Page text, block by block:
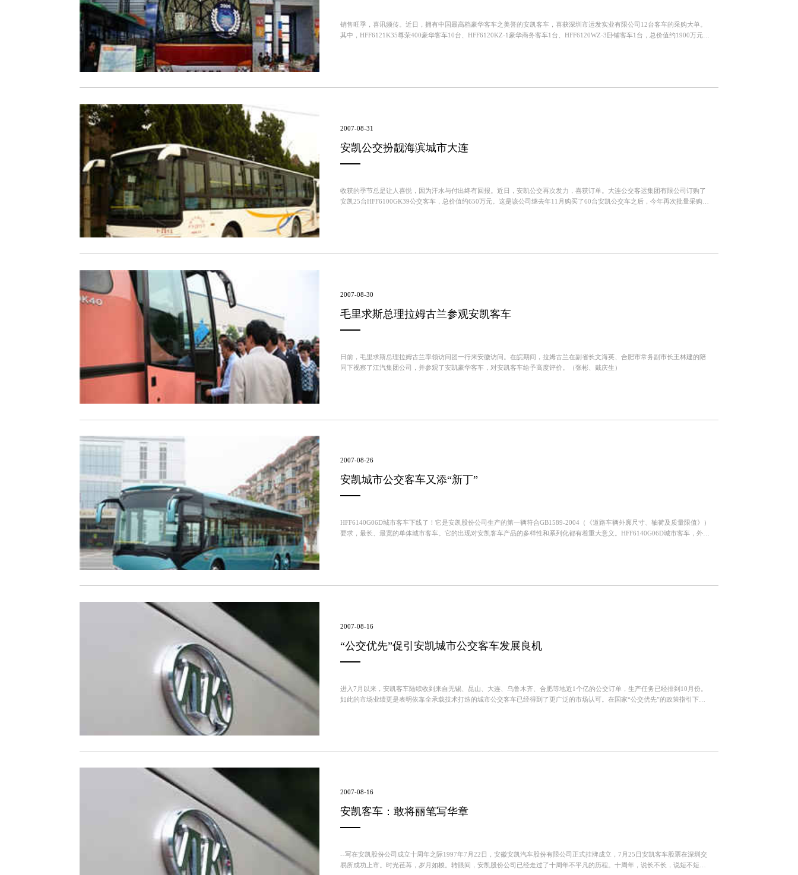
销售旺季，喜讯频传。近日，拥有中国最高档豪华客车之美誉的安凯客车，喜获深圳市运发实业有限公司12台客车的采购大单。
其中，HFF6121K35尊荣400豪华客车10台、HFF6120KZ-1豪华商务客车1台、HFF6120WZ-3卧铺客车1台，总价值约1900万元。
2007-08-31
安凯公交扮靓海滨城市大连
收获的季节总是让人喜悦，因为汗水与付出终有回报。近日，安凯公交再次发力，喜获订单。大连公交客运集团有限公司订购了
安凯25台HFF6100GK39公交客车，总价值约650万元。这是该公司继去年11月购买了60台安凯公交车之后，今年再次批量采购安
2007-08-30
毛里求斯总理拉姆古兰参观安凯客车
日前，毛里求斯总理拉姆古兰率领访问团一行来安徽访问。在皖期间，拉姆古兰在副省长文海英、合肥市常务副市长王林建的陪
同下视察了江汽集团公司，并参观了安凯豪华客车，对安凯客车给予高度评价。（张彬、戴庆生）
2007-08-26
安凯城市公交客车又添“新丁”
HFF6140G06D城市客车下线了！它是安凯股份公司生产的第一辆符合GB1589-2004（《道路车辆外廓尺寸、轴荷及质量限值》）
要求，最长、最宽的单体城市客车。它的出现对安凯客车产品的多样性和系列化都有着重大意义。HFF6140G06D城市客车，外观
2007-08-16
“公交优先”促引安凯城市公交客车发展良机
进入7月以来，安凯客车陆续收到来自无锡、昆山、大连、乌鲁木齐、合肥等地近1个亿的公交订单，生产任务已经排到10月份。
如此的市场业绩更是表明依靠全承载技术打造的城市公交客车已经得到了更广泛的市场认可。在国家“公交优先”的政策指引下，
2007-08-16
安凯客车：敢将丽笔写华章
--写在安凯股份公司成立十周年之际1997年7月22日，安徽安凯汽车股份有限公司正式挂牌成立，7月25日安凯客车股票在深圳交
易所成功上市。时光荏苒，岁月如梭。转眼间，安凯股份公司已经走过了十周年不平凡的历程。十周年，说长不长，说短不短。